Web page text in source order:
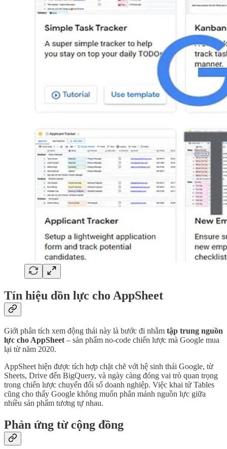
Tín hiệu dồn lực cho AppSheet
Giới phân tích xem động thái này là bước đi nhằm tập trung nguồn
lực cho AppSheet – sản phẩm no-code chiến lược mà Google mua
lại từ năm 2020.
AppSheet hiện được tích hợp chặt chẽ với hệ sinh thái Google, từ
Sheets, Drive đến BigQuery, và ngày càng đóng vai trò quan trọng
trong chiến lược chuyển đổi số doanh nghiệp. Việc khai tử Tables
cũng cho thấy Google không muốn phân mảnh nguồn lực giữa
nhiều sản phẩm tương tự nhau.
Phản ứng từ cộng đồng